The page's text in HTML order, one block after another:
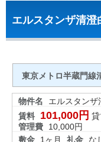
エルスタンザ清澄
東京メトロ半蔵門線
物件名
エルスタンザ
賃料
101,000円
管理費
10,000円
敷金
1ヶ月 礼金
な